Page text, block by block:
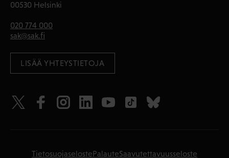
00530 Helsinki
020 774 000
sak@sak.fi
LISÄÄ YHTEYSTIETOJA
TietosuojaselostePalauteSaavutettavuusseloste